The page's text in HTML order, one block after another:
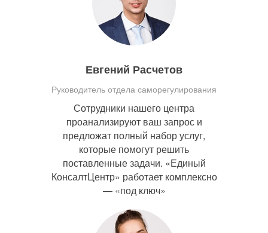
Евгений Расчетов
Руководитель отдела саморегулирования
Сотрудники нашего центра
проанализируют ваш запрос и
предложат полный набор услуг,
которые помогут решить
поставленные задачи. «Единый
КонсалтЦентр» работает комплексно
— «под ключ»